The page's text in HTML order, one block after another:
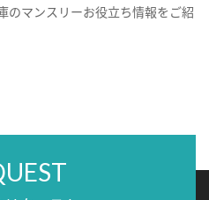
のマンスリーお役立ち情報をご紹